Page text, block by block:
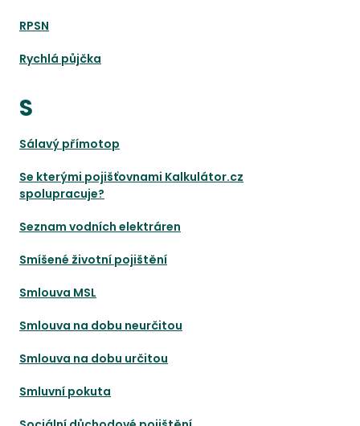
RPSN
Rychlá půjčka
S
Sálavý přímotop
Se kterými pojišťovnami Kalkulátor.cz
spolupracuje?
Seznam vodních elektráren
Smíšené životní pojištění
Smlouva MSL
Smlouva na dobu neurčitou
Smlouva na dobu určitou
Smluvní pokuta